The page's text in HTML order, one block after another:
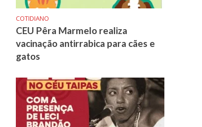
COTIDIANO
CEU Pêra Marmelo realiza
vacinação antirrabica para cães e
gatos